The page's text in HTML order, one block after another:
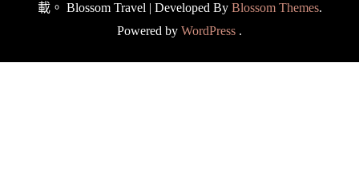
載。 Blossom Travel | Developed By Blossom Themes.
Powered by WordPress .